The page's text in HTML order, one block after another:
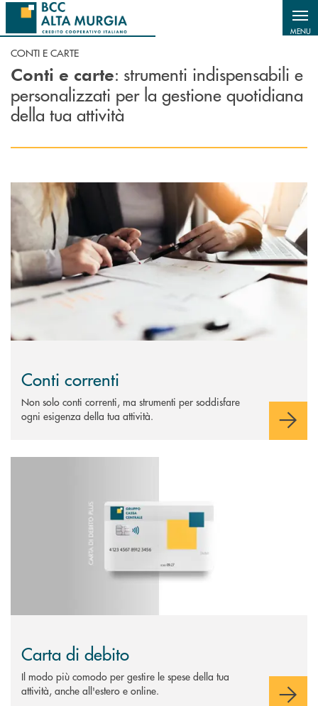
Salta al contenuto principale
MENU
CONTI E CARTE
Conti e carte: strumenti indispensabili e
personalizzati per la gestione quotidiana
della tua attività
Scopri di più Conti correnti
Conti correnti
Non solo conti correnti, ma strumenti per soddisfare
ogni esigenza della tua attività.
Carta di debito
Il modo più comodo per gestire le spese della tua
attività, anche all'estero e online.